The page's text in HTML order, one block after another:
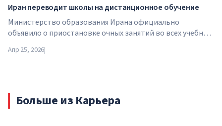
Иран переводит школы на дистанционное обучение
Министерство образования Ирана официально
объявило о приостановке очных занятий во всех учебных
университеты переходят на дистанционный формат на
Апр 25, 2026|
Больше из Карьера